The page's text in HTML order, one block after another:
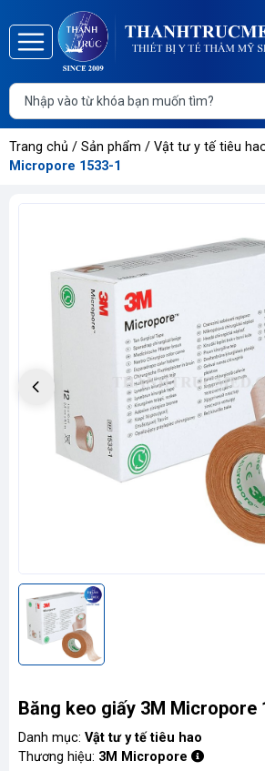
Trang
chủ
Giới
thiệu
Thông
kiện
Trang chủ / Sản phẩm / Vật tư y tế tiêu
Micropore 1533-1
Băng keo giấy 3M Micropore
Danh mục: Vật tư y tế tiêu hao
Thương hiệu: 3M Micropore